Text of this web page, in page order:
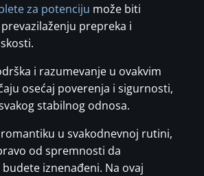
za potenciju može biti
prepreka i
i razumevanje u ovakvim
osećaj poverenja i sigurnosti,
stabilnog odnosa.
u svakodnevnoj rutini,
od spremnosti da
iznenađeni. Na ovaj